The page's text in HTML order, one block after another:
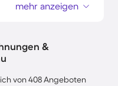
mehr anzeigen
&
von 408 Angeboten